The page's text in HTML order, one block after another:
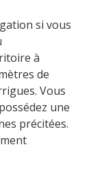
si vous
à
de
Vous
une
précitées.